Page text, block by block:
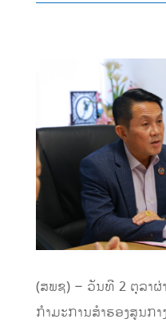
(ສພຊ) – ວັນທີ 2 ຕຸລາຜ່
ກຳມະການສຳຮອງສູນກ